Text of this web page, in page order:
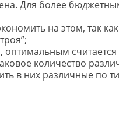
Для более
на этом, так
считается
количество
в них различные по